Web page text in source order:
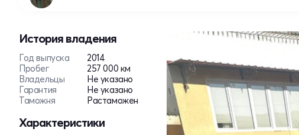
История владения
Год выпуска
2014
Пробег
257 000 км
Владельцы
Не указано
Гарантия
Не указано
Таможня
Растаможен
Характеристики